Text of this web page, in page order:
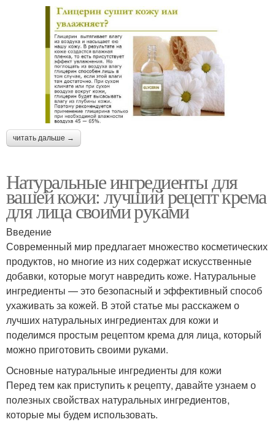
читать дальше →
Натуральные ингредиенты для
вашей кожи: лучший рецепт крема
для лица своими руками
Введение
Современный мир предлагает множество косметических
продуктов, но многие из них содержат искусственные
добавки, которые могут навредить коже. Натуральные
ингредиенты — это безопасный и эффективный способ
ухаживать за кожей. В этой статье мы расскажем о
лучших натуральных ингредиентах для кожи и
поделимся простым рецептом крема для лица, который
можно приготовить своими руками.
Основные натуральные ингредиенты для кожи
Перед тем как приступить к рецепту, давайте узнаем о
полезных свойствах натуральных ингредиентов,
которые мы будем использовать.